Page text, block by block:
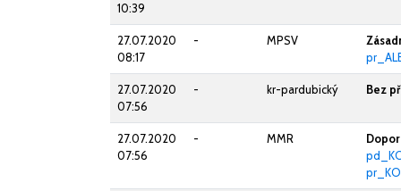
10:39
27.07.2020
08:17
- MPSV
27.07.2020
07:56
- kr-pardubický Bez
27.07.2020
07:56
- MMR